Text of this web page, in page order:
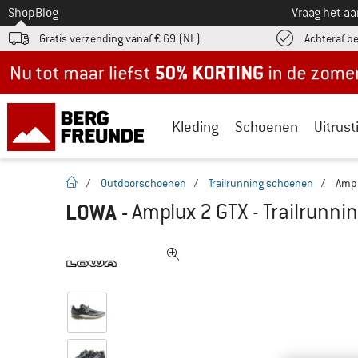
Naar
ShopBlog Vraag het
Gratis verzending vanaf € 69 (NL) Achteraf
Kleding Schoenen
Startpagina
/ Outdoorschoenen / Trailrunning schoenen /
LOWA -Amplux 2 GTX -